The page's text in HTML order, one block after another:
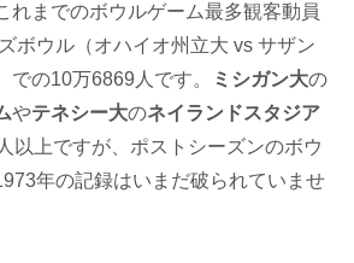
れまでのボウルゲーム最多観客動員
ボウル（オハイオ州立大 vs サザン
での10万6869人です。
ミシガン大の
やテネシー大のネイランドスタジア
以上ですが、ポストシーズンのボウ
年の記録はいまだ破られていませ